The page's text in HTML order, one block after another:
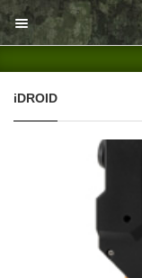
iDROID